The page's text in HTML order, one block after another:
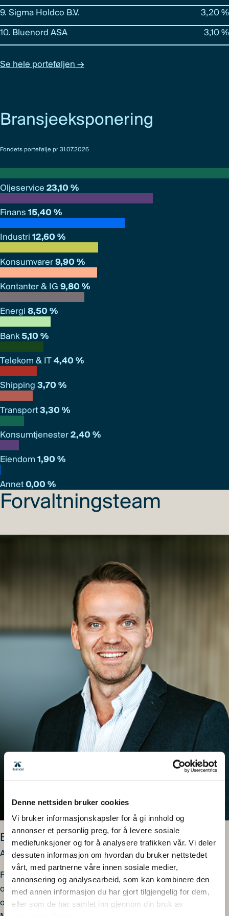
Denne nettsiden bruker cookies
Vi bruker informasjonskapsler for å gi innhold og
annonser et personlig preg, for å levere sosiale
mediefunksjoner og for å analysere trafikken vår. Vi deler
dessuten informasjon om hvordan du bruker nettstedet
vårt, med partnerne våre innen sosiale medier,
annonsering og analysearbeid, som kan kombinere den
med annen informasjon du har gjort tilgjengelig for dem,
eller som de har samlet inn gjennom din bruk av
9. Sigma Holdco B.V. 3,20 %
10. Bluenord ASA 3,10 %
Se hele porteføljen →
Bransjeeksponering
Fondets portefølje pr 31.07.2026
Oljeservice 23,10 %
Finans 15,40 %
Industri 12,60 %
Konsumvarer 9,90 %
Kontanter & IG 9,80 %
Energi 8,50 %
Bank 5,10 %
Telekom & IT 4,40 %
Shipping 3,70 %
Transport 3,30 %
Konsumtjenester 2,40 %
Eiendom 1,90 %
Annet 0,00 %
Forvaltningsteam
Erik Hagerup
Ansvarlig forvalter
Forvalter for Heimdal Høyrente, Heimdal Høyrente Pluss
og Heimdal Likviditet, med tidligere erfaring som både
obligasjons- og aksjemegler i DNB Markets, SpareBank 1